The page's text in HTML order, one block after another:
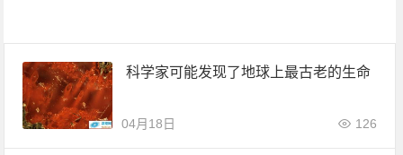
科学家可能发现了地球上最古老的生命
04月18日 126